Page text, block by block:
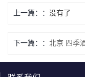
上一篇： 没有了
下一篇： 北京 四季